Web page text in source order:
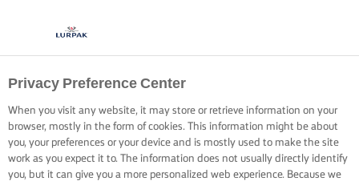
Privacy Preference Center
When you visit any website, it may store or retrieve information on your
browser, mostly in the form of cookies. This information might be about
you, your preferences or your device and is mostly used to make the site
work as you expect it to. The information does not usually directly identify
you, but it can give you a more personalized web experience. Because we